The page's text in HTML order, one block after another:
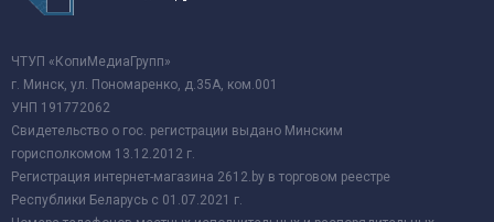
ЧТУП «КопиМедиаГрупп»
г. Минск, ул. Пономаренко, д.35А, ком.001
УНП 191772062
Свидетельство о гос. регистрации выдано Минским
горисполкомом 13.12.2012 г.
Регистрация интернет-магазина 2612.by в торговом реестре
Республики Беларусь с 01.07.2021 г.